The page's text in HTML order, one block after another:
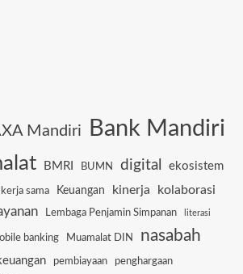
Mandiri Bank Mandiri
BMRI BUMN digital ekosistem
kerja sama Keuangan kinerja kolaborasi
Lembaga Penjamin Simpanan literasi
banking Muamalat DIN nasabah
pembiayaan
penghargaan